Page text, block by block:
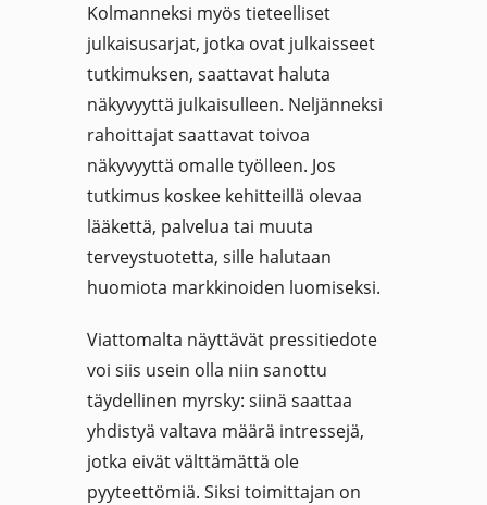
Kolmanneksi myös tieteelliset
julkaisusarjat, jotka ovat julkaisseet
tutkimuksen, saattavat haluta
näkyvyyttä julkaisulleen. Neljänneksi
rahoittajat saattavat toivoa
näkyvyyttä omalle työlleen. Jos
tutkimus koskee kehitteillä olevaa
lääkettä, palvelua tai muuta
terveystuotetta, sille halutaan
huomiota markkinoiden luomiseksi.
Viattomalta näyttävät pressitiedote
voi siis usein olla niin sanottu
täydellinen myrsky: siinä saattaa
yhdistyä valtava määrä intressejä,
jotka eivät välttämättä ole
pyyteettömiä. Siksi toimittajan on